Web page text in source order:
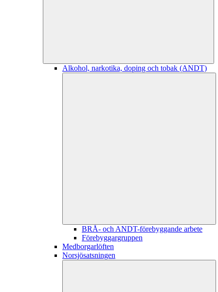
Alkohol, narkotika, doping och tobak (ANDT)
BRÅ- och ANDT-förebyggande arbete
Förebyggargruppen
Medborgarlöften
Norsjösatsningen